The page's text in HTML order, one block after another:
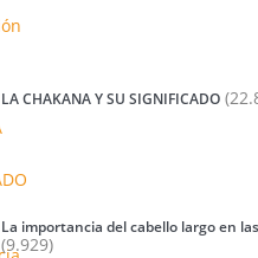
LA CHAKANA Y SU SIGNIFICADO
La importancia del cabello largo en
(9.929)